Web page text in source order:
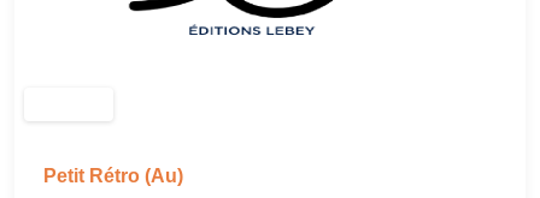
Petit Rétro (Au)